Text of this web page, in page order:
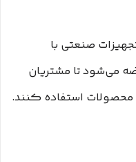
صنعتی با
می‌شود تا مشتریان
محصولات استفاده کنند.